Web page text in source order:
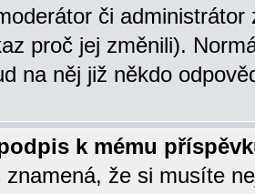
či
proč jej změnili).
na něj již někdo
k mému
znamená, že si musíte